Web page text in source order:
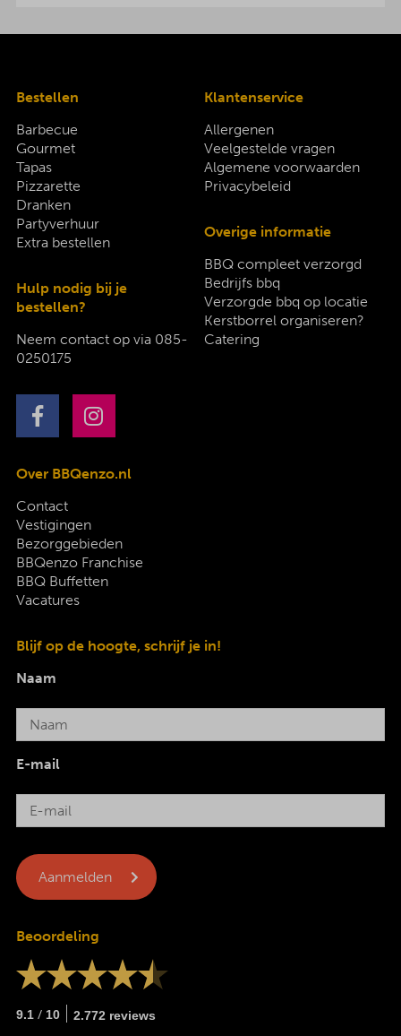
Bestellen
Barbecue
Gourmet
Tapas
Pizzarette
Dranken
Partyverhuur
Extra bestellen
Hulp nodig bij je
bestellen?
Neem contact op via 085-
0250175
Klantenservice
Allergenen
Veelgestelde vragen
Algemene voorwaarden
Privacybeleid
Overige informatie
BBQ compleet verzorgd
Bedrijfs bbq
Verzorgde bbq op locatie
Kerstborrel organiseren?
Catering
Over BBQenzo.nl
Contact
Vestigingen
Bezorggebieden
BBQenzo Franchise
BBQ Buffetten
Vacatures
Blijf op de hoogte, schrijf je in!
Naam
E-mail
Beoordeling
9.1 / 10 2.772 reviews